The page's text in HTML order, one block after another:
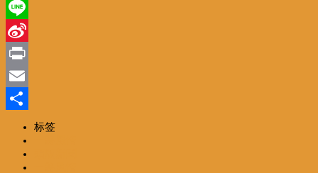
WeChat
Line
Sina
Weibo
Print
Email
标签